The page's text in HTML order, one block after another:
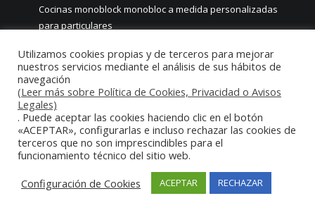
Cocinas monoblock monobloc a medida personalizadas
para particulares
PROFESIONALES
COCINAS MONOBLOCK MONOBLOC HOSTELERIA
COCINAS MONOBLOCK MONOBLOC MADRID
Cocinas monoblock monoblock mondulares para hosteleria
restaurantes
COCINAS MONOBLOCK PARA CASAS CHALETS PISOS CON
ACABADOS DE ALTA GAMA PREMIUM LUJO
COCINAS MONOBLOCK PARA CASAS PARTICULARES
COCINAS MONOBLOCK PARA HOGARES CASAS VIVIENDAS
Utilizamos cookies propias y de terceros para mejorar
nuestros servicios mediante el análisis de sus hábitos de
navegación
(Leer más sobre Política de Cookies, Privacidad o Avisos
Legales)
. Puede aceptar las cookies haciendo clic en el botón
«ACEPTAR», configurarlas e incluso rechazar las cookies de
terceros que no son imprescindibles para el
funcionamiento técnico del sitio web.
Configuración de Cookies
ACEPTAR RECHAZAR